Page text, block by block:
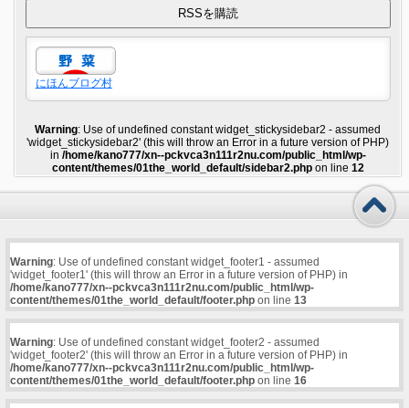
にほんブログ村
Warning: Use of undefined constant widget_stickysidebar2 - assumed
'widget_stickysidebar2' (this will throw an Error in a future version of PHP)
in /home/kano777/xn--pckvca3n111r2nu.com/public_html/wp-
content/themes/01the_world_default/sidebar2.phpon line 12
Warning: Use of undefined constant widget_footer1 - assumed
'widget_footer1' (this will throw an Error in a future version of PHP) in
/home/kano777/xn--pckvca3n111r2nu.com/public_html/wp-
content/themes/01the_world_default/footer.phpon line 13
Warning: Use of undefined constant widget_footer2 - assumed
'widget_footer2' (this will throw an Error in a future version of PHP) in
/home/kano777/xn--pckvca3n111r2nu.com/public_html/wp-
content/themes/01the_world_default/footer.phpon line 16